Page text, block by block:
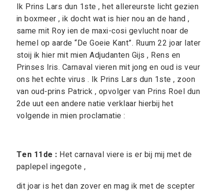
Ik Prins Lars dun 1ste , het allereurste licht gezien
in boxmeer , ik docht wat is hier nou an de hand ,
same mit Roy ien de maxi-cosi gevlucht noar de
hemel op aarde “De Goeie Kant”. Ruum 22 joar later
stoij ik hier mit mien Adjudanten Gijs , Rens en
Prinses Iris. Carnaval vieren mit jong en oud is veur
ons het echte virus . Ik Prins Lars dun 1ste , zoon
van oud-prins Patrick , opvolger van Prins Roel dun
2de uut een andere natie verklaar hierbij het
volgende in mien proclamatie :
Ten 11de : Het carnaval viere is er bij mij met de
paplepel ingegote ,
dit joar is het dan zover en mag ik met de scepter